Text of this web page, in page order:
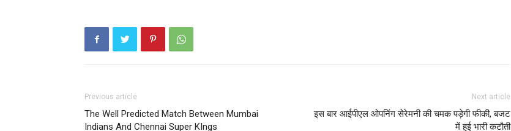
Previous article
The Well Predicted Match Between Mumbai
Indians And Chennai Super KIngs
Next article
इस बार आईपीएल ओपनिंग सेरेमनी की चमक पड़ेगी फीकी, बजट
में हुई भारी कटौती